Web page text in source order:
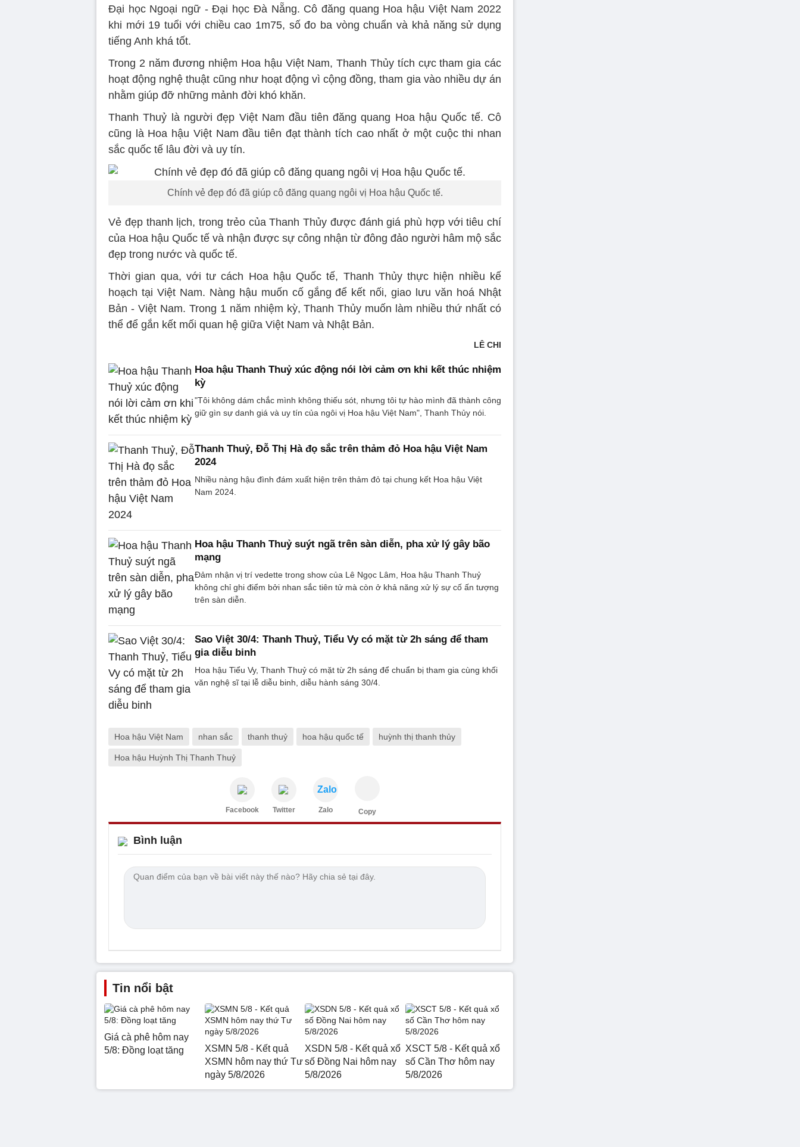
Đại học Ngoại ngữ - Đại học Đà Nẵng. Cô đăng quang Hoa hậu Việt Nam 2022
khi mới 19 tuổi với chiều cao 1m75, số đo ba vòng chuẩn và khả năng sử dụng
tiếng Anh khá tốt.
Trong 2 năm đương nhiệm Hoa hậu Việt Nam, Thanh Thủy tích cực tham gia các
hoạt động nghệ thuật cũng như hoạt động vì cộng đồng, tham gia vào nhiều dự án
nhằm giúp đỡ những mảnh đời khó khăn.
Thanh Thuỷ là người đẹp Việt Nam đầu tiên đăng quang Hoa hậu Quốc tế. Cô
cũng là Hoa hậu Việt Nam đầu tiên đạt thành tích cao nhất ở một cuộc thi nhan
sắc quốc tế lâu đời và uy tín.
Chính vẻ đẹp đó đã giúp cô đăng quang ngôi vị Hoa hậu Quốc tế.
Vẻ đẹp thanh lịch, trong trẻo của Thanh Thủy được đánh giá phù hợp với tiêu chí
của Hoa hậu Quốc tế và nhận được sự công nhận từ đông đảo người hâm mộ sắc
đẹp trong nước và quốc tế.
Thời gian qua, với tư cách Hoa hậu Quốc tế, Thanh Thủy thực hiện nhiều kế
hoạch tại Việt Nam. Nàng hậu muốn cố gắng để kết nối, giao lưu văn hoá Nhật
Bản - Việt Nam. Trong 1 năm nhiệm kỳ, Thanh Thủy muốn làm nhiều thứ nhất có
thể để gắn kết mối quan hệ giữa Việt Nam và Nhật Bản.
LÊ CHI
Hoa hậu Thanh Thuỷ xúc động nói lời cảm ơn khi kết thúc nhiệm
kỳ
"Tôi không dám chắc mình không thiếu sót, nhưng tôi tự hào mình đã thành công
giữ gìn sự danh giá và uy tín của ngôi vị Hoa hậu Việt Nam", Thanh Thủy nói.
Thanh Thuỷ, Đỗ Thị Hà đọ sắc trên thảm đỏ Hoa hậu Việt Nam
2024
Nhiều nàng hậu đình đám xuất hiện trên thảm đỏ tại chung kết Hoa hậu Việt
Nam 2024.
Hoa hậu Thanh Thuỷ suýt ngã trên sàn diễn, pha xử lý gây bão
mạng
Đảm nhận vị trí vedette trong show của Lê Ngọc Lâm, Hoa hậu Thanh Thuỷ
không chỉ ghi điểm bởi nhan sắc tiên tử mà còn ở khả năng xử lý sự cố ấn tượng
trên sàn diễn.
Sao Việt 30/4: Thanh Thuỷ, Tiểu Vy có mặt từ 2h sáng để tham
gia diễu binh
Hoa hậu Tiểu Vy, Thanh Thuỷ có mặt từ 2h sáng để chuẩn bị tham gia cùng khối
văn nghệ sĩ tại lễ diễu binh, diễu hành sáng 30/4.
Hoa hậu Việt Nam nhan sắc thanh thuỷ hoa hậu quốc tế huỳnh thị thanh thủy
Hoa hậu Huỳnh Thị Thanh Thuỷ
Facebook Twitter
Zalo
Zalo Copy
Bình luận
Tin nổi bật
Giá cà phê hôm nay
5/8: Đồng loạt tăng
XSMN 5/8 - Kết quả
XSMN hôm nay thứ Tư
ngày 5/8/2026
XSDN 5/8 - Kết quả xổ
số Đồng Nai hôm nay
5/8/2026
XSCT 5/8 - Kết quả xổ
số Cần Thơ hôm nay
5/8/2026